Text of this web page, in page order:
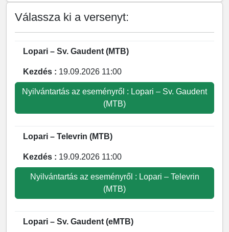
Válassza ki a versenyt:
Lopari – Sv. Gaudent (MTB)
Kezdés : 19.09.2026 11:00
Nyilvántartás az eseményről : Lopari – Sv. Gaudent
(MTB)
Lopari – Televrin (MTB)
Kezdés : 19.09.2026 11:00
Nyilvántartás az eseményről : Lopari – Televrin
(MTB)
Lopari – Sv. Gaudent (eMTB)